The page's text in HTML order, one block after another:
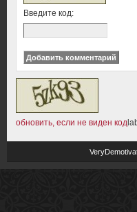
Введите код:
обновить, если не виден код